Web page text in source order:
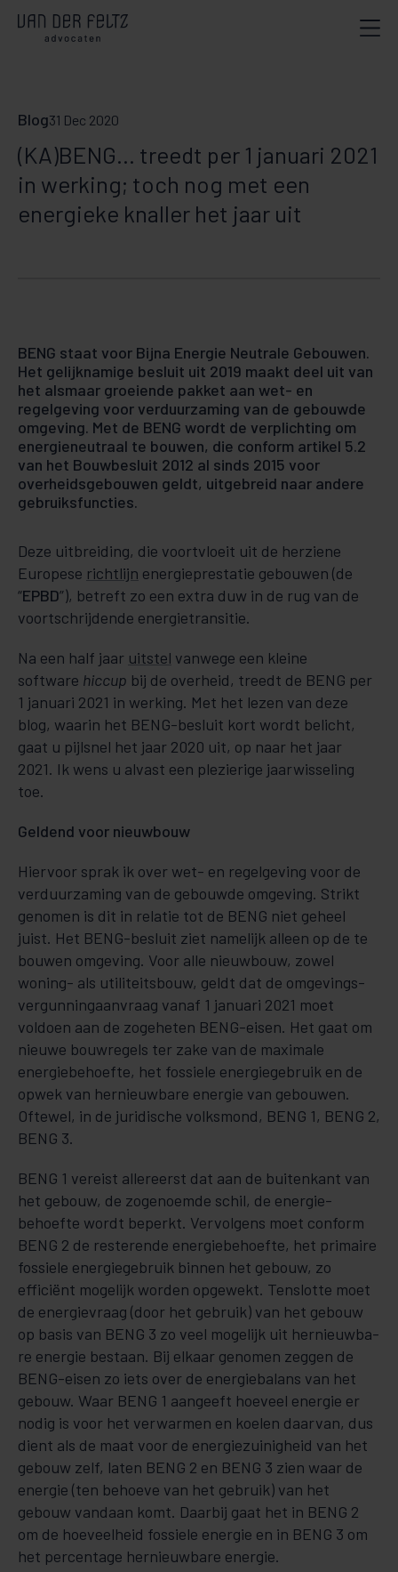
Blog31 Dec 2020
(KA)BENG... treedt per 1 januari 2021
in werking; toch nog met een
energieke knaller het jaar uit
BENG staat voor Bijna Energie Neutrale Gebouwen.
Het gelijknamige besluit uit 2019 maakt deel uit van
het alsmaar groeiende pakket aan wet- en
regelgeving voor verduurzaming van de gebouwde
om­ge­­ving. Met de BENG wordt de verplichting om
energieneutraal te bouwen, die conform artikel 5.2
van het Bouw­besluit 2012 al sinds 2015 voor
overheidsgebouwen geldt, uitgebreid naar andere
ge­bruiksfuncties.
Deze uitbreiding, die voortvloeit uit de her­­ziene
Euro­pe­­se richtlijn ener­gie­prestatie ge­bou­wen (de
“EPBD”), betreft zo een extra duw in de rug van de
voortschrijdende energietransitie.
Na een half jaar uitstel vanwege een kleine
software hiccup bij de overheid, treedt de BENG per
1 januari 2021 in wer­king. Met het lezen van deze
blog, waarin het BENG-besluit kort wordt be­licht,
gaat u pijlsnel het jaar 2020 uit, op naar het jaar
2021. Ik wens u alvast een plezierige jaarwis­seling
toe.
Geldend voor nieuwbouw
Hiervoor sprak ik over wet- en regelgeving voor de
verduurzaming van de gebouwde omgeving. Strikt
ge­no­men is dit in relatie tot de BENG niet geheel
juist. Het BENG-besluit ziet namelijk alleen op de te
bouwen omgeving. Voor alle nieuwbouw, zowel
woning- als utiliteitsbouw, geldt dat de om­ge­vings­
ver­­gunningaanvraag vanaf 1 januari 2021 moet
voldoen aan de zogeheten BENG-eisen. Het gaat om
nieuwe bouwregels ter zake van de maximale
energiebehoefte, het fossie­le energiegebruik en de
opwek van her­nieuwbare energie van gebouwen.
Oftewel, in de juridische volksmond, BENG 1, BENG 2,
BENG 3.
BENG 1 vereist allereerst dat aan de buitenkant van
het gebouw, de zogenoemde schil, de ener­gie­
behoefte wordt beperkt. Vervolgens moet conform
BENG 2 de reste­ren­­de energiebehoefte, het pri­maire
fos­siele energiegebruik binnen het gebouw, zo
efficiënt mogelijk worden opge­wekt. Tenslotte moet
de ener­gie­vraag (door het gebruik) van het gebouw
op basis van BENG 3 zo veel mogelijk uit her­nieuwba­
re energie be­staan. Bij elkaar genomen zeggen de
BENG-eisen zo iets over de energieba­lans van het
gebouw. Waar BENG 1 aangeeft hoeveel energie er
nodig is voor het verwarmen en koelen daarvan, dus
dient als de maat voor de energiezuinigheid van het
gebouw zelf, laten BENG 2 en BENG 3 zien waar de
energie (ten behoeve van het gebruik) van het
gebouw vandaan komt. Daarbij gaat het in BENG 2
om de hoeveelheid fossiele energie en in BENG 3 om
het percentage hernieuwbare energie.